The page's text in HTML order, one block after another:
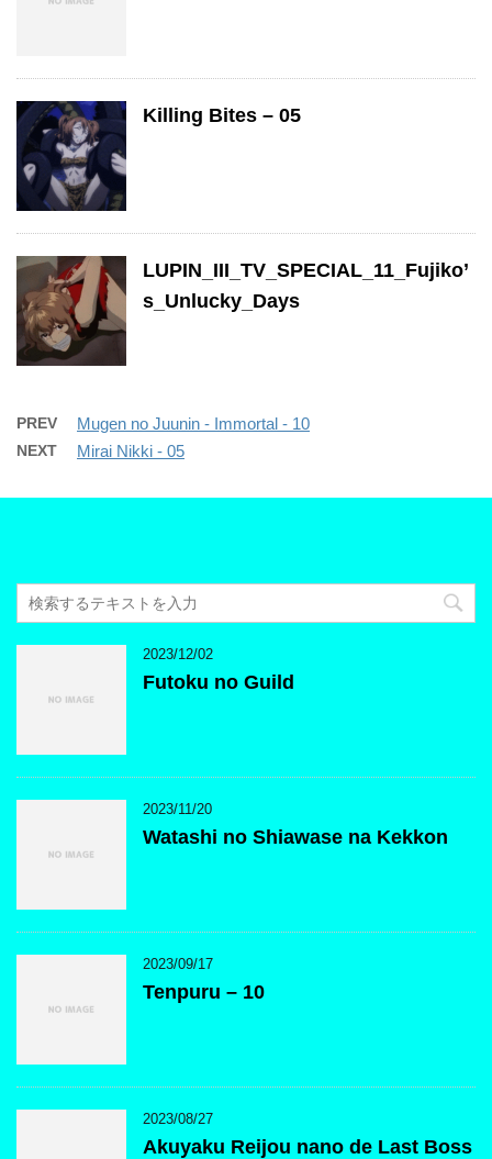
Killing Bites – 05
LUPIN_III_TV_SPECIAL_11_Fujiko’
s_Unlucky_Days
PREV Mugen no Juunin - Immortal - 10
NEXT Mirai Nikki - 05
2023/12/02
Futoku no Guild
2023/11/20
Watashi no Shiawase na Kekkon
2023/09/17
Tenpuru – 10
2023/08/27
Akuyaku Reijou nano de Last Boss